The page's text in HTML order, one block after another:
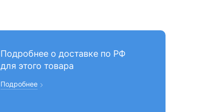
Подробнее о доставке по РФ
для этого товара
Подробнее